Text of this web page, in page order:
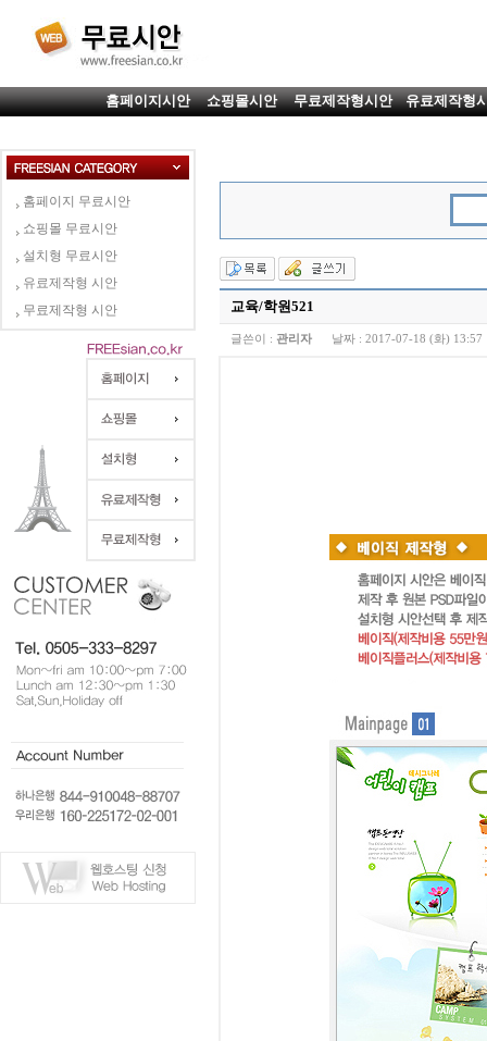
홈페이지시안 쇼핑몰시안 무료제작형시안 유료제작형
홈페이지 무료시안
쇼핑몰 무료시안
설치형 무료시안
유료제작형 시안
무료제작형 시안
교육/학원521
글쓴이 : 관리자 날짜 : 2017-07-18 (화) 13:57